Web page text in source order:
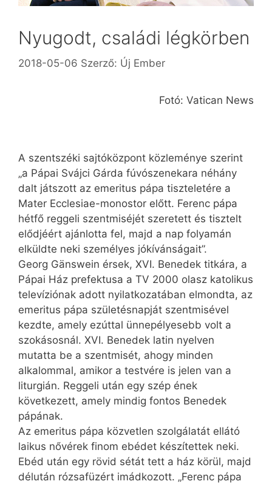
Nyugodt, családi légkörben
2018-05-06 Szerző: Új Ember
Fotó: Vatican News
A szentszéki sajtóközpont közleménye szerint
„a Pápai Svájci Gárda fúvószenekara néhány
dalt játszott az emeritus pápa tiszteletére a
Mater Ecclesiae-monostor előtt. Ferenc pápa
hétfő reggeli szentmiséjét szeretett és tisztelt
elődjéért ajánlotta fel, majd a nap folyamán
elküldte neki személyes jókívánságait”.
Georg Gänswein érsek, XVI. Benedek titkára, a
Pápai Ház prefektusa a TV 2000 olasz katolikus
televíziónak adott nyilatkozatában elmondta, az
emeritus pápa születésnapját szentmisével
kezdte, amely ezúttal ünnepélyesebb volt a
szokásosnál. XVI. Benedek latin nyelven
mutatta be a szentmisét, ahogy minden
alkalommal, amikor a testvére is jelen van a
liturgián. Reggeli után egy szép ének
következett, amely mindig fontos Benedek
pápának.
Az emeritus pápa közvetlen szolgálatát ellátó
laikus nővérek finom ebédet készítettek neki.
Ebéd után egy rövid sétát tett a ház körül, majd
délután rózsafüzért imádkozott. „Ferenc pápa